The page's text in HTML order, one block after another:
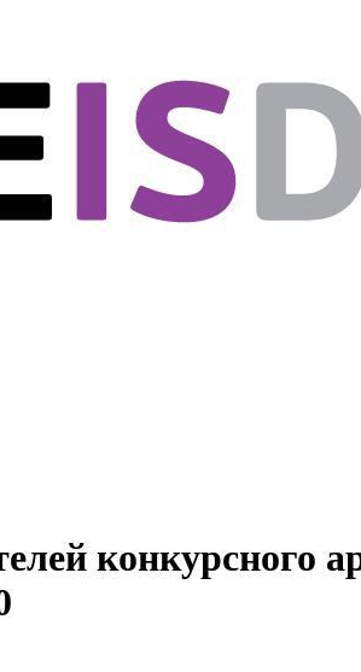
конкурсного